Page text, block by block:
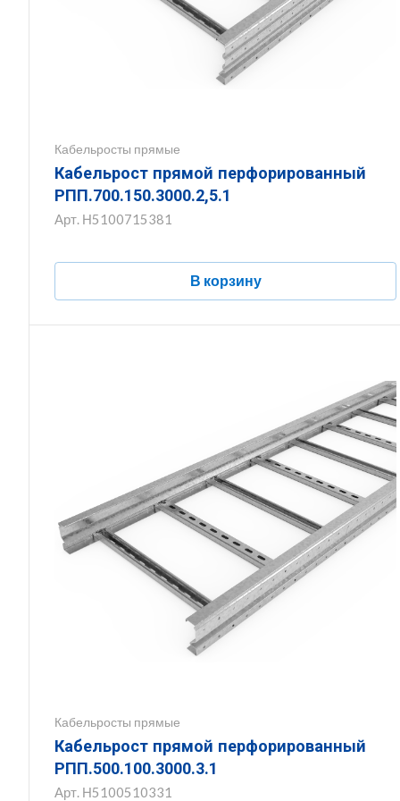
Кабельросты прямые
Кабельрост прямой перфорированный
РПП.700.150.3000.2,5.1
Арт. Н5100715381
В корзину
Кабельросты прямые
Кабельрост прямой перфорированный
РПП.500.100.3000.3.1
Арт. Н5100510331